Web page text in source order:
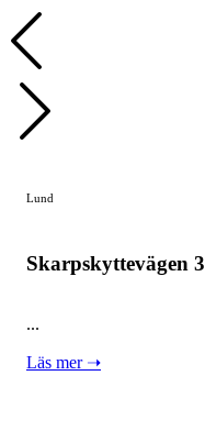
Lund
Skarpskyttevägen 3
...
Läs mer ➝